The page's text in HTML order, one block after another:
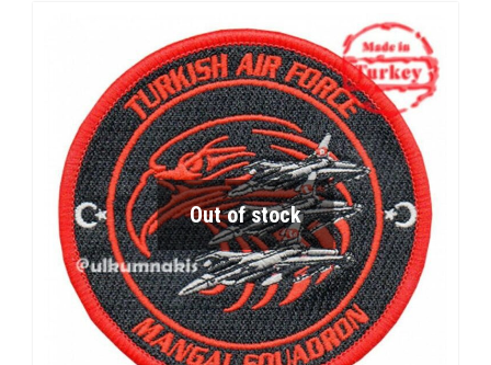
Out of stock